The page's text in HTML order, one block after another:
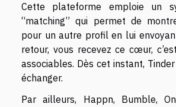
Cette plateforme emploie un
“matching” qui permet de
pour un autre profil en lui
retour, vous recevez ce cœur,
associables. Dès cet instant,
échanger.
Par ailleurs, Happn, Bumble,